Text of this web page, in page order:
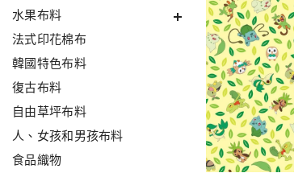
水果布料
法式印花棉布
韓國特色布料
復古布料
自由草坪布料
人、女孩和男孩布料
食品織物